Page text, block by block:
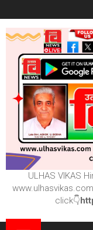
ULHAS VIKAS
click👇